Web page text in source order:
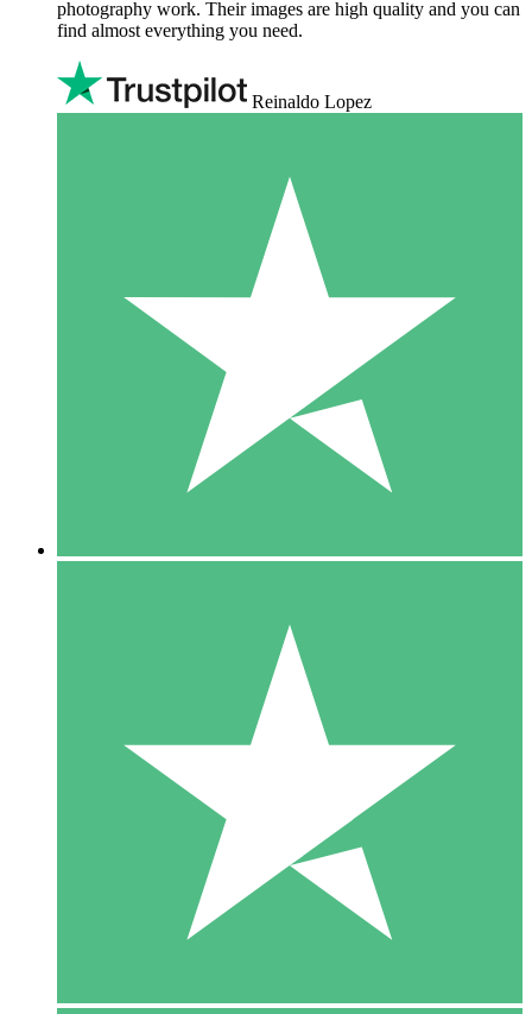
photography work. Their images are high quality and you can
find almost everything you need.
Reinaldo Lopez